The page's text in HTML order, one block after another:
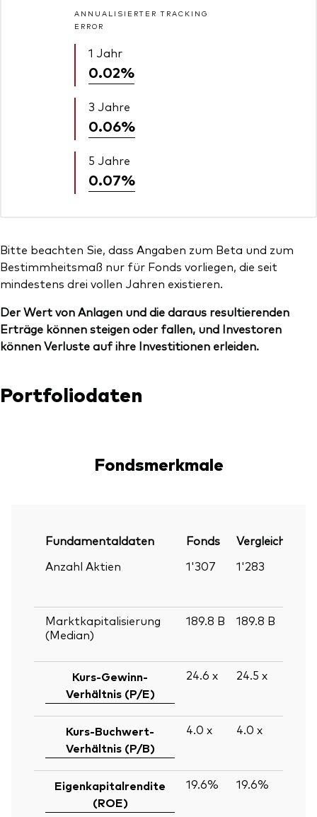
ANNUALISIERTER TRACKING
ERROR
1 Jahr
0.02%
3 Jahre
0.06%
5 Jahre
0.07%
Bitte beachten Sie, dass Angaben zum Beta und zum
Bestimmheitsmaß nur für Fonds vorliegen, die seit
mindestens drei vollen Jahren existieren.
Der Wert von Anlagen und die daraus resultierenden
Erträge können steigen oder fallen, und Investoren
können Verluste auf ihre Investitionen erleiden.
Portfoliodaten
Fondsmerkmale
Fundamentaldaten Fonds
Anzahl Aktien
1'307 1'283
Marktkapitalisierung
(Median)
189.8 B 189.8 B
Kurs-Gewinn-
Verhältnis (P/E)
24.6 x 24.5 x
Kurs-Buchwert-
Verhältnis (P/B)
4.0 x 4.0 x
Eigenkapitalrendite
(ROE)
19.6% 19.6%